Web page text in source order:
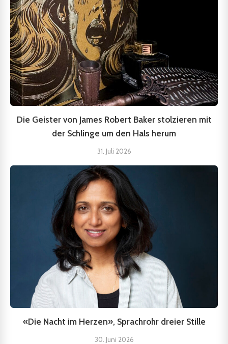
Die Geister von James Robert Baker stolzieren mit
der Schlinge um den Hals herum
31. Juli 2026
«Die Nacht im Herzen», Sprachrohr dreier Stille
30. Juni 2026